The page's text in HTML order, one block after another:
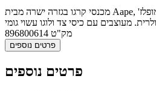
מכנסי קרגו בגזרה ישרה מבית Aape, עשויים כותנה בדוגמת הקאמופלז'
מק"ט 896800614
פרטים נוספים
פרטים נוספים